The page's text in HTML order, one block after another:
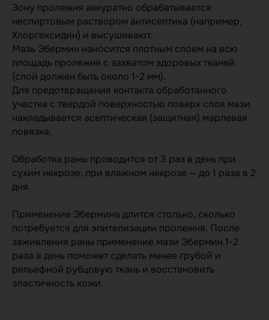
Зону пролежня аккуратно обрабатывается
неспиртовым раствором антисептика (например,
Хлоргексидин) и высушивают.
Мазь Эбермин наносится плотным слоем на всю
площадь пролежня с захватом здоровых тканей
(слой должен быть около 1-2 мм).
Для предотвращения контакта обработанного
участка с твердой поверхностью поверх слоя мази
накладывается асептическая (защитная) марлевая
повязка.
Обработка раны проводится от 3 раз в день при
сухим некрозе, при влажном некрозе — до 1 раза в 2
дня.
Применение Эбермина длится столько, сколько
потребуется для эпителизации пролежня. После
заживления раны применение мази Эбермин 1-2
раза в день поможет сделать менее грубой и
рельефной рубцовую ткань и восстановить
эластичность кожи.
143003 г. Одинцово, ул.
Маршала Неделина, д. 6Б,
офис 717
ПРЕПАРАТА.
©2024 Права принадлежат компании
ООО “АЛКАНА М”, телефон +7(495)
№012569/01 от 01.10.2007г.
Информация, размещенная на сайте,
носит справочный характер и не
может считаться консультацией
медицинского работника или
заменить ее. Для получения более
подробной информации рекомендуем